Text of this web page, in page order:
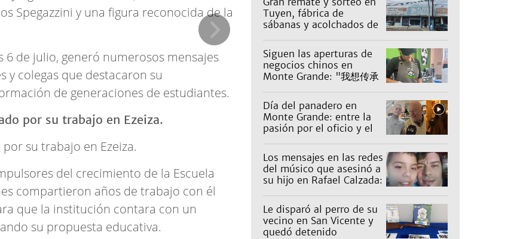
Spegazzini y una figura reconocida de la
de julio, generó numerosos mensajes
y colegas que destacaron su
de generaciones de estudiantes.
su trabajo en Ezeiza.
del crecimiento de la Escuela
compartieron años de trabajo con él
que la institución contara con un
su propuesta educativa.
Tuyen, fábrica de
sábanas y acolchados de
desde $1.000
Siguen las aperturas de
negocios chinos en
Monte Grande: "我想传承
Día del panadero en
Monte Grande: entre la
pasión por el oficio y el
ventas
Los mensajes en las redes
del músico que asesinó a
su hijo en Rafael Calzada:
Le disparó al perro de su
vecino en San Vicente y
quedó detenido